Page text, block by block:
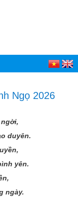
Ngọ 2026
duyên.
yên.
ngày.